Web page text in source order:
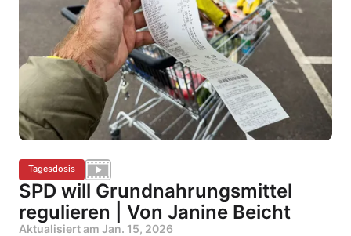
Tagesdosis
SPD will Grundnahrungsmittel
regulieren | Von Janine Beicht
Aktualisiert am Jan. 15, 2026